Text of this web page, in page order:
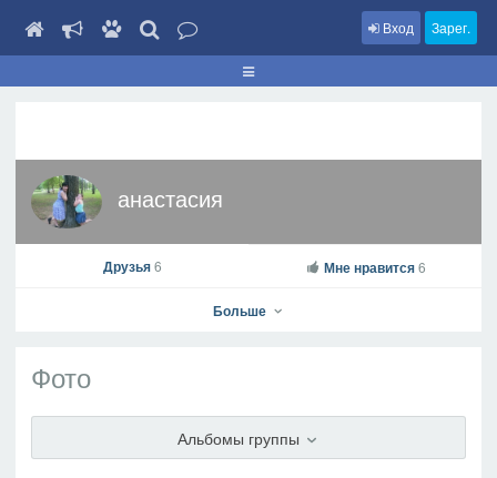
Вход Зарег.
анастасия
Друзья6 Мне нравится 6
Больше
Фото
Альбомы группы